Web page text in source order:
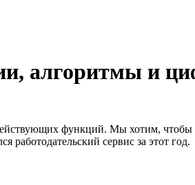
алгоритмы и
функций. Мы хотим,
работодательский сервис за этот год.